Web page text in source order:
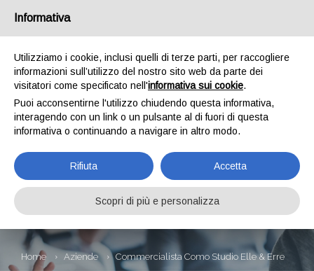
COMMERCIALISTA
COMO STUDIO ELLE
& ERRE
Home Aziende Commercialista Como Studio Elle & Erre
Informativa
Utilizziamo i cookie, inclusi quelli di terze parti, per raccogliere
informazioni sull’utilizzo del nostro sito web da parte dei
visitatori come specificato nell'informativa sui cookie.
Puoi acconsentirne l'utilizzo chiudendo questa informativa,
interagendo con un link o un pulsante al di fuori di questa
informativa o continuando a navigare in altro modo.
Rifiuta Accetta
Scopri di più e personalizza